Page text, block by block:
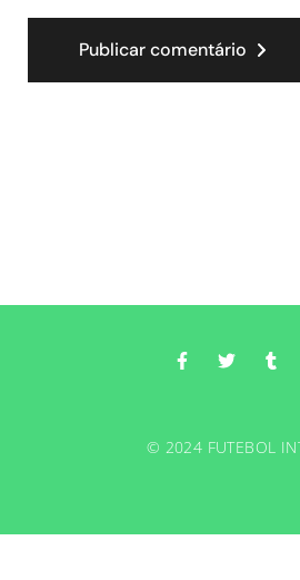
Publicar comentário
© 2024 FUTEBOL